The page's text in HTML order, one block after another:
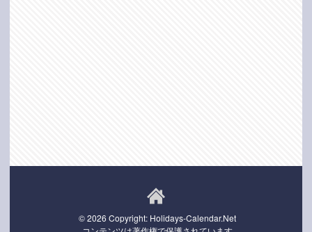
© 2026 Copyright: Holidays-Calendar.Net